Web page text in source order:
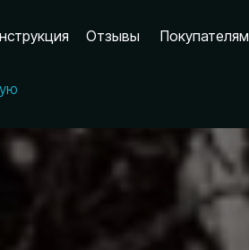
Отзывы Покупателям